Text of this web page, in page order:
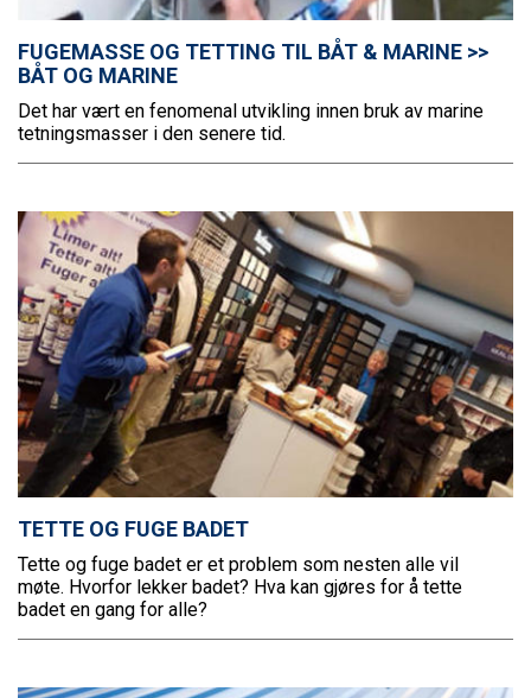
FUGEMASSE OG TETTING TIL BÅT & MARINE >>
BÅT OG MARINE
Det har vært en fenomenal utvikling innen bruk av marine
tetningsmasser i den senere tid.
TETTE OG FUGE BADET
Tette og fuge badet er et problem som nesten alle vil
møte. Hvorfor lekker badet? Hva kan gjøres for å tette
badet en gang for alle?